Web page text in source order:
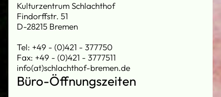
Kulturzentrum Schlachthof
Findorffstr. 51
D-28215 Bremen
Tel: +49 - (0)421 - 377750
Fax: +49 - (0)421 - 3777511
info(at)schlachthof-bremen.de
Büro-Öffnungszeiten